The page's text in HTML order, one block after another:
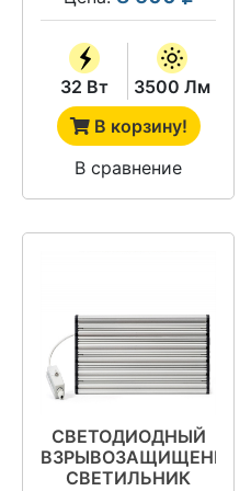
32 Вт
3500 Лм
В корзину!
В сравнение
СВЕТОДИОДНЫЙ
СВЕТИЛЬНИК